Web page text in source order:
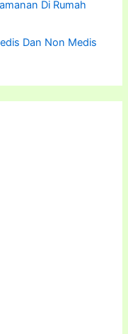
Di Rumah
Dan Non Medis